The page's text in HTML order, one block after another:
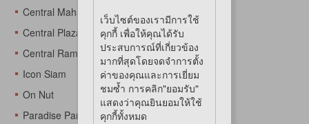
Central Mahachai
Central Plaza Changwattana
Central Rama 3
Icon Siam
On Nut
Paradise Park
เว็บไซต์ของเรามีการใช้
คุกกี้ เพื่อให้คุณได้รับ
ประสบการณ์ที่เกี่ยวข้อง
มากที่สุดโดยจดจำการตั้ง
ค่าของคุณและการเยี่ยม
ชมซ้ำ การคลิก"ยอมรับ"
แสดงว่าคุณยินยอมให้ใช้
คุกกี้ทั้งหมด